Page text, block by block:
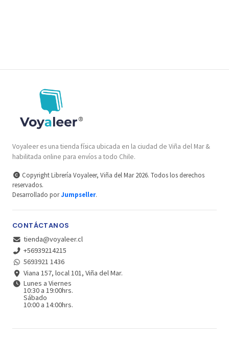
Voyaleer es una tienda física ubicada en la ciudad de Viña del Mar &
habilitada online para envíos a todo Chile.
Copyright Librería Voyaleer, Viña del Mar 2026. Todos los derechos
reservados.
Desarrollado porJumpseller.
CONTÁCTANOS
tienda@voyaleer.cl
+56939214215
5693921 1436
Viana 157, local 101, Viña del Mar.
Lunes a Viernes
10:30 a 19:00hrs.
Sábado
10:00 a 14:00hrs.